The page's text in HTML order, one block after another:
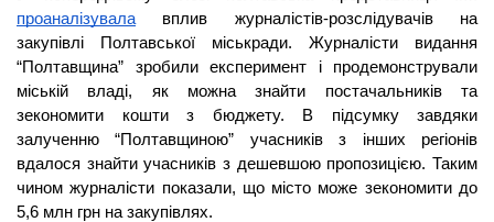
проаналізувала вплив журналістів-розслідувачів на
закупівлі Полтавської міськради. Журналісти видання
“Полтавщина” зробили експеримент і продемонстрували
міській владі, як можна знайти постачальників та
зекономити кошти з бюджету. В підсумку завдяки
залученню “Полтавщиною” учасників з інших регіонів
вдалося знайти учасників з дешевшою пропозицією. Таким
чином журналісти показали, що місто може зекономити до
5,6 млн грн на закупівлях.